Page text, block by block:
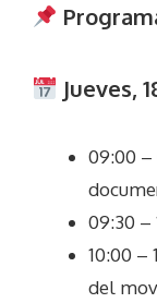
Jueves,
09:00 –
09:30 –
10:00 –
del